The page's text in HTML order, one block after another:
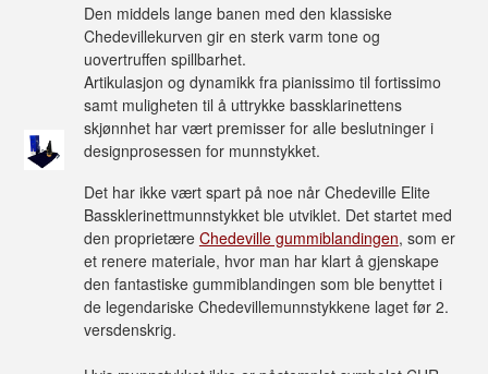
Den middels lange banen med den klassiske
Chedevillekurven gir en sterk varm tone og
uovertruffen spillbarhet.
Artikulasjon og dynamikk fra pianissimo til fortissimo
samt muligheten til å uttrykke bassklarinettens
skjønnhet har vært premisser for alle beslutninger i
designprosessen for munnstykket.
Det har ikke vært spart på noe når Chedeville Elite
Bassklerinettmunnstykket ble utviklet. Det startet med
den proprietære Chedeville gummiblandingen, som er
et renere materiale, hvor man har klart å gjenskape
den fantastiske gummiblandingen som ble benyttet i
de legendariske Chedevillemunnstykkene laget før 2.
versdenskrig.